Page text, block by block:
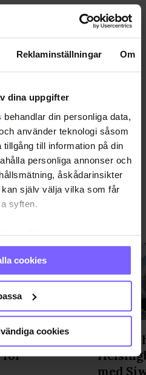
Reklaminställningar Om
dina uppgifter
behandlar din personliga data,
använder teknologi såsom
till information på din
personliga annonser och
åskådarinsikter
själv välja vilka som får
syften.
vilja:
om din geografiska plats
på upp till flera meter
genom att aktivt skanna den
(fingeravtryck)
personliga uppgifter
ditt samtycke när som
cookies
cookies
PRIDE
med parad,
för
"Möter
med